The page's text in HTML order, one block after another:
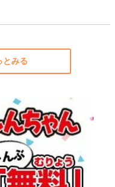
とみる